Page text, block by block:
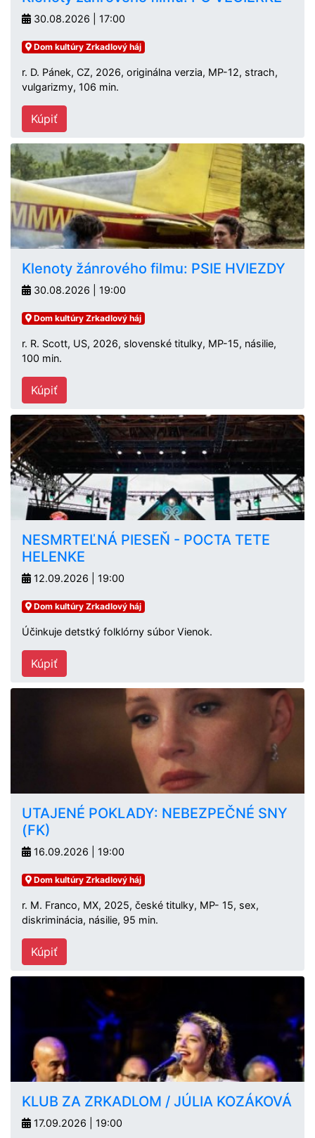
30.08.2026 | 17:00
Dom kultúry Zrkadlový háj
r. D. Pánek, CZ, 2026, originálna verzia, MP-12, strach,
vulgarizmy, 106 min.
Kúpiť
Klenoty žánrového filmu: PSIE HVIEZDY
30.08.2026 | 19:00
Dom kultúry Zrkadlový háj
r. R. Scott, US, 2026, slovenské titulky, MP-15, násilie,
100 min.
Kúpiť
NESMRTEĽNÁ PIESEŇ - POCTA TETE
HELENKE
12.09.2026 | 19:00
Dom kultúry Zrkadlový háj
Účinkuje detstký folklórny súbor Vienok.
Kúpiť
UTAJENÉ POKLADY: NEBEZPEČNÉ SNY
(FK)
16.09.2026 | 19:00
Dom kultúry Zrkadlový háj
r. M. Franco, MX, 2025, české titulky, MP- 15, sex,
diskriminácia, násilie, 95 min.
Kúpiť
KLUB ZA ZRKADLOM / JÚLIA KOZÁKOVÁ
17.09.2026 | 19:00